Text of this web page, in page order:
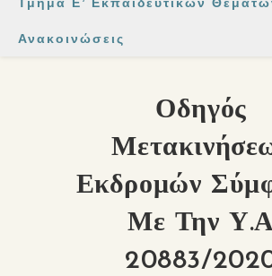
Ανακοινώσεις
Οδηγός
Εκδρομών
Με Την
20883/